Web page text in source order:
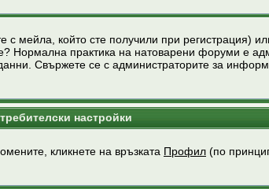
мейла, който сте получили при регистрация)
практика на натоварени форуми е
Свържете се с администраторите за
настройки
кликнете на връзката Профил (по